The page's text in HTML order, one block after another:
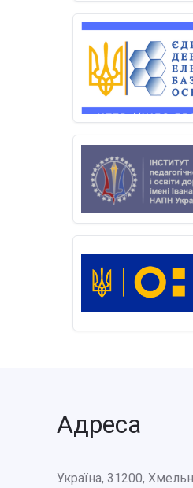
Адреса
Україна, 31200,